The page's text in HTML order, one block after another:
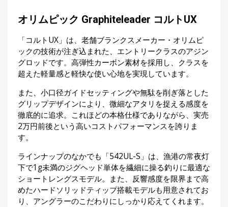
オリムピック Graphiteleader コルトUX
「コルトUX」は、老舗ブランクスメーカー・オリムピ
ックの技術が注ぎ込まれた、エントリークラスのアジン
グロッドです。高弾性カーボン素材を採用し、クラスを
超えた軽量感と軽快な使い心地を実現しています。
また、小口径ガイドセッティングや無駄を削ぎ落とした
グリップデザインにより、微細なアタリを捉える感度を
徹底的に追求。これほどの本格仕様でありながら、実売
2万円前後という高いコストパフォーマンスを誇りま
す。
ラインナップのなかでも「542UL-S」は、漁港の常夜灯
下で1g未満のジグヘッド単体を繊細に操る釣りに最適な
ショートレングスモデル。また、反響感度を限界まで高
めたハードソリッドティップ搭載モデルも用意されてお
り、アングラーのこだわりにしっかり応えてくれます。